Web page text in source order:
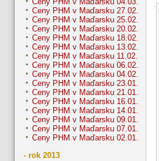
Ceny PHM v Maďarsku 27.02.
Ceny PHM v Maďarsku 25.02.
Ceny PHM v Maďarsku 20.02.
Ceny PHM v Maďarsku 18.02.
Ceny PHM v Maďarsku 13.02.
Ceny PHM v Maďarsku 11.02.
Ceny PHM v Maďarsku 06.02.
Ceny PHM v Maďarsku 04.02.
Ceny PHM v Maďarsku 23.01.
Ceny PHM v Maďarsku 21.01.
Ceny PHM v Maďarsku 16.01.
Ceny PHM v Maďarsku 14.01.
Ceny PHM v Maďarsku 09.01.
Ceny PHM v Maďarsku 07.01.
Ceny PHM v Maďarsku 02.01.
- rok 2013